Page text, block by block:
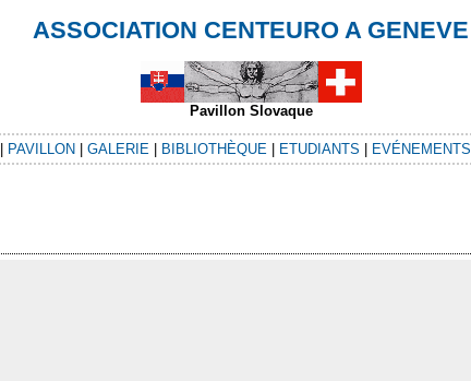
ASSOCIATION CENTEURO A GENEVE
Pavillon Slovaque
| PAVILLON| GALERIE | BIBLIOTHÈQUE | ETUDIANTS | EVÉNEMENTS